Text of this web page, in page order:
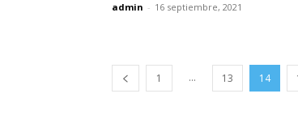
admin - 16 septiembre, 2021
1 ... 13 14